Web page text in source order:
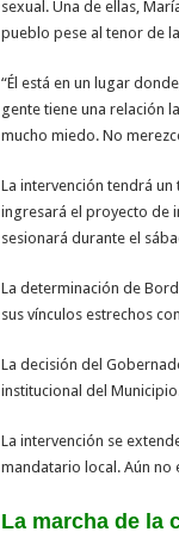
sexual. Una de ellas,
pueblo pese al tenor de
“Él está en un lugar
gente tiene una relación
mucho miedo. No
La intervención tendrá
ingresará el proyecto de
sesionará durante el
La determinación de
sus vínculos estrechos
La decisión del
institucional del
La intervención se
mandatario local. Aún
La marcha de la